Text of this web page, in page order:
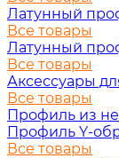
Латунный
Все товары
Латунный
Все товары
Аксессуары
Все товары
Профиль из
Профиль Y-
Все товары